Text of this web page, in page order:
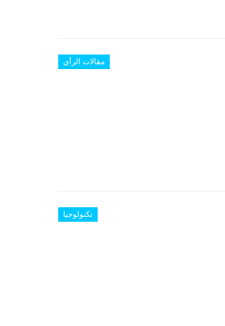
مقالات الرأي
تكنولوجيا